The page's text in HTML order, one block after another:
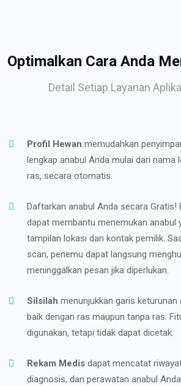
Optimalkan Cara Anda
Detail Setiap Layanan
Profil Hewan memudahkan
lengkap anabul Anda mulai dari nama
ras, secara otomatis.
Daftarkan anabul Anda secara Gratis!
dapat membantu menemukan anabul
tampilan lokasi dan kontak pemilik.
scan, penemu dapat langsung
meninggalkan pesan jika diperlukan.
Silsilah menunjukkan garis keturunan
baik dengan ras maupun tanpa ras.
digunakan, tetapi tidak dapat dicetak.
Rekam Medis dapat mencatat
diagnosis, dan perawatan anabul